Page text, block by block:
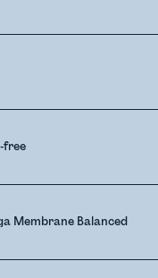
free
Membrane Balanced